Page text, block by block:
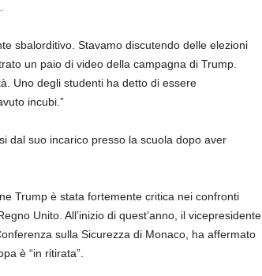
sbalorditivo. Stavamo discutendo delle elezioni
un paio di video della campagna di Trump.
Uno degli studenti ha detto di essere
incubi.”
dal suo incarico presso la scuola dopo aver
Trump è stata fortemente critica nei confronti
Unito. All’inizio di quest’anno, il vicepresidente
sulla Sicurezza di Monaco, ha affermato
è “in ritirata”.